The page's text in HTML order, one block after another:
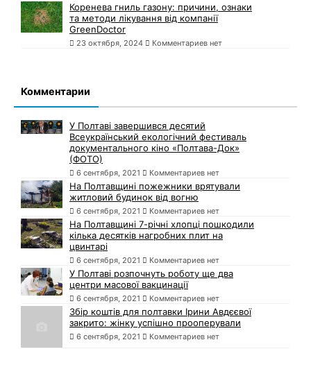
Коренева гниль газону: причини, ознаки
та методи лікування від компанії
GreenDoctor
23 октября, 2024 Комментариев нет
Комментарии
У Полтаві завершився десятий
Всеукраїнський екологічний фестиваль
документального кіно «Полтава-Док»
(ФОТО)
6 сентября, 2021 Комментариев нет
На Полтавщині пожежники врятували
житловий будинок від вогню
6 сентября, 2021 Комментариев нет
На Полтавщині 7-річні хлопці пошкодили
кілька десятків нагробних плит на
цвинтарі
6 сентября, 2021 Комментариев нет
У Полтаві розпочнуть роботу ще два
центри масової вакцинації
6 сентября, 2021 Комментариев нет
Збір коштів для полтавки Ірини Авдєєвої
закрито: жінку успішно прооперували
6 сентября, 2021 Комментариев нет